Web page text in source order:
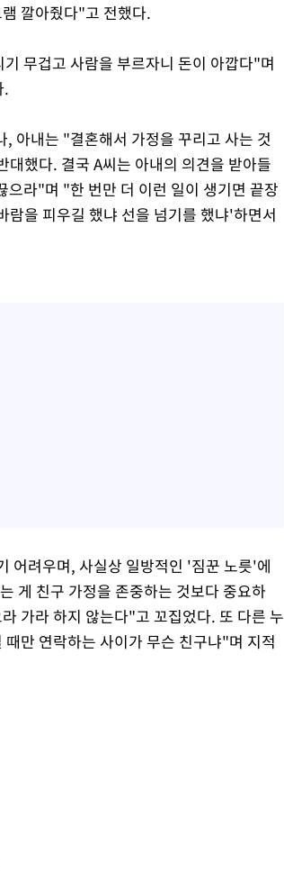
깔아줬다"고 전했다.
무겁고 사람을 부르자니 돈이 아깝다"며
.
아내는 "결혼해서 가정을 꾸리고 사는 것
했다. 결국 A씨는 아내의 의견을 받아들
라"며 "한 번만 더 이런 일이 생기면 끝장
을 피우길 했냐 선을 넘기를 했냐'하면서
어려우며, 사실상 일방적인 '짐꾼 노릇'에
게 친구 가정을 존중하는 것보다 중요하
가라 하지 않는다"고 꼬집었다. 또 다른 누
만 연락하는 사이가 무슨 친구냐"며 지적